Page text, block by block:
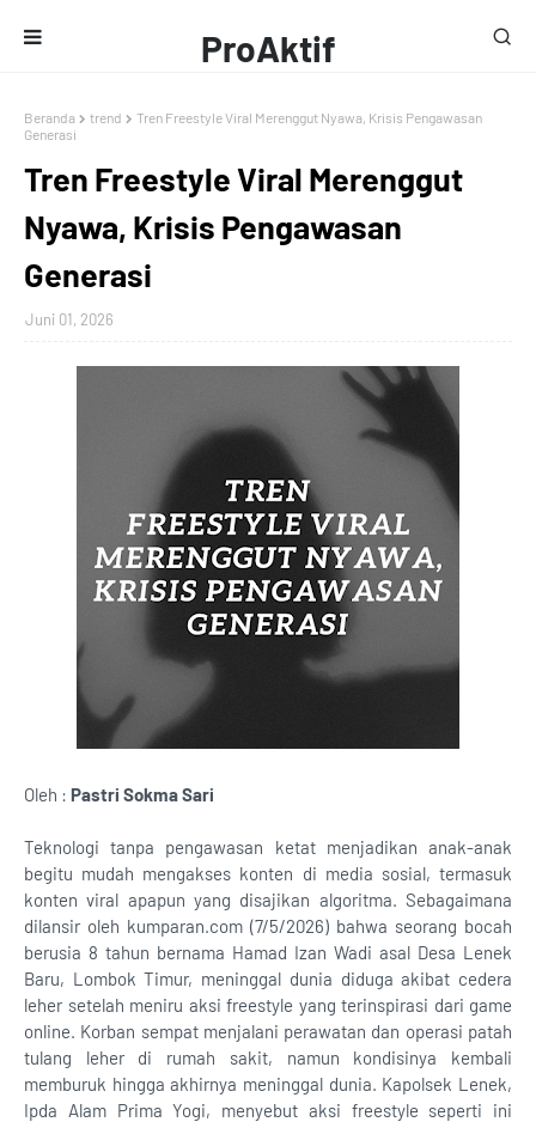
ProAktif
Media
Beranda trend
Tren Freestyle Viral Merenggut Nyawa, Krisis Pengawasan
Generasi
Tren Freestyle Viral Merenggut
Nyawa, Krisis Pengawasan
Generasi
Juni 01, 2026
Oleh : Pastri Sokma Sari
Teknologi tanpa pengawasan ketat menjadikan anak-anak
begitu mudah mengakses konten di media sosial, termasuk
konten viral apapun yang disajikan algoritma. Sebagaimana
dilansir oleh kumparan.com (7/5/2026) bahwa seorang bocah
berusia 8 tahun bernama Hamad Izan Wadi asal Desa Lenek
Baru, Lombok Timur, meninggal dunia diduga akibat cedera
leher setelah meniru aksi freestyle yang terinspirasi dari game
online. Korban sempat menjalani perawatan dan operasi patah
tulang leher di rumah sakit, namun kondisinya kembali
memburuk hingga akhirnya meninggal dunia. Kapolsek Lenek,
Ipda Alam Prima Yogi, menyebut aksi freestyle seperti ini